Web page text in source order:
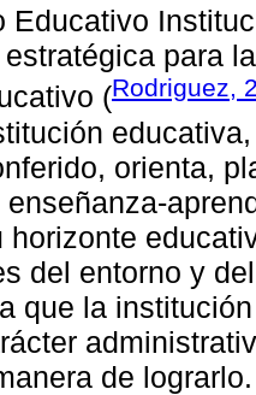
Educativo
para
(Rodriguez,
orienta,
horizonte
del entorno y
que la
de lograrlo.